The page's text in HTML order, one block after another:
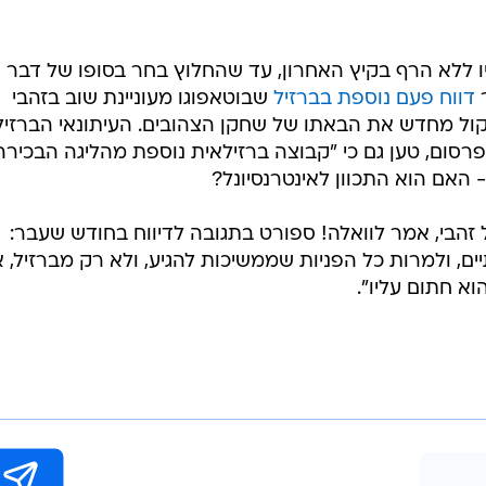
ללא הרף בקיץ האחרון, עד שהחלוץ בחר בסופו של דבר
דווח פעם נוספת בברזיל שבוטאפוגו מעוניינת שוב בזהבי
מחדש את הבאתו של שחקן הצהובים. העיתונאי
טען גם כי "קבוצה ברזילאית נוספת מהליגה
הוא התכוון לאינטרנסיונל?
זהבי, אמר לוואלה! ספורט בתגובה לדיווח בחודש שעבר:
ולמרות כל הפניות שממשיכות להגיע, ולא רק מברזיל,
חתום עליו".